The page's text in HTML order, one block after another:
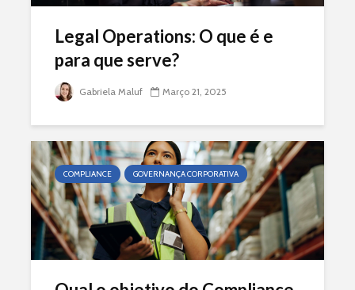
Legal Operations: O que é e
para que serve?
Gabriela Maluf Março 21, 2025
COMPLIANCE GOVERNANÇA CORPORATIVA